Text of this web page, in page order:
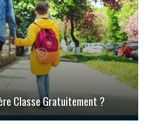
Classe Gratuitement ?
: Fonction Et